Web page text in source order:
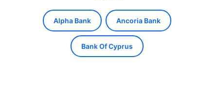
Alpha Bank Ancoria Bank
Bank Of Cyprus